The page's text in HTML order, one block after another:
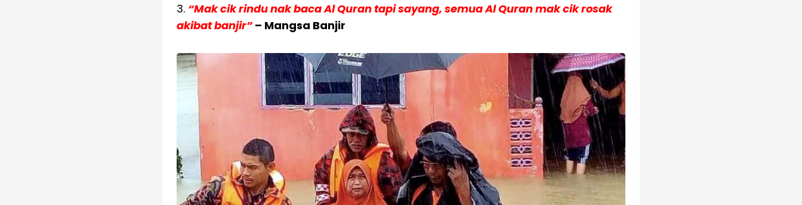
3. “Mak cik rindu nak baca Al Quran tapi sayang, semua Al Quran mak cik rosak
akibat banjir”– Mangsa Banjir